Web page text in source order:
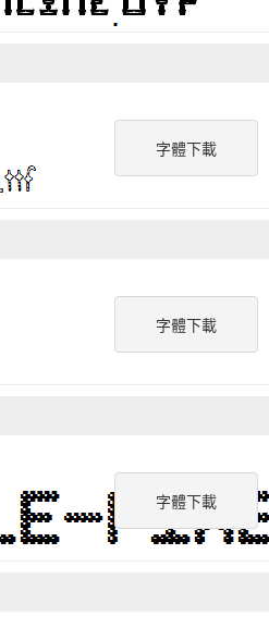
字體下載
字體下載
字體下載